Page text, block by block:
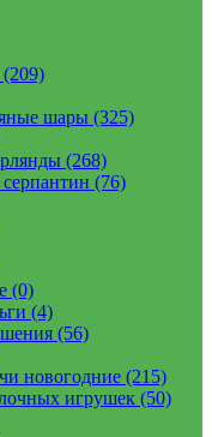
шары (325)
(268)
(76)
(0)
(4)
(56)
новогодние (215)
игрушек (50)